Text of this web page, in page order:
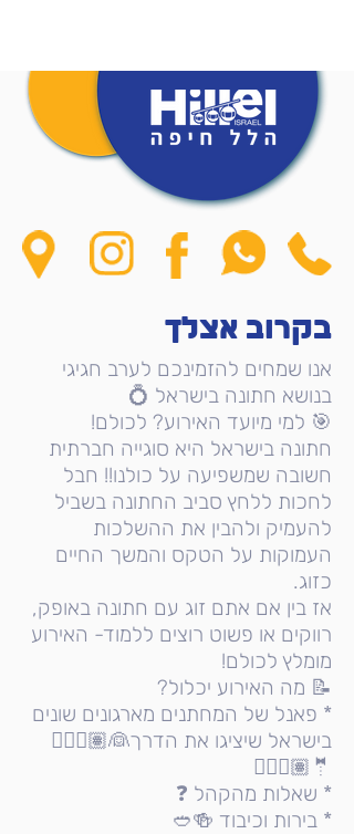
בקרוב אצלך
אנו שמחים להזמינכם לערב חגיגי
בנושא חתונה בישראל 💍
🎯 למי מיועד האירוע? לכולם!
חתונה בישראל היא סוגייה חברתית
חשובה שמשפיעה על כולנו!! חבל
לחכות ללחץ סביב החתונה בשביל
להעמיק ולהבין את ההשלכות
העמוקות על הטקס והמשך החיים
כזוג.
אז בין אם אתם זוג עם חתונה באופק,
רווקים או פשוט רוצים ללמוד- האירוע
מומלץ לכולם!
📝 מה האירוע יכלול?
* פאנל של המחתנים מארגונים שונים
בישראל שיציגו את הדרך👰🏽👰🏻‍♂
🤵🏽🤵🏼‍♂
* שאלות מהקהל ❓
* בירות וכיבוד 🍻🥙